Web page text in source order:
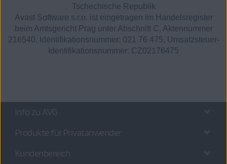
Tschechische Republik
Avast Software s.r.o. ist eingetragen im Handelsregister
beim Amtsgericht Prag unter Abschnitt C, Aktennummer
216540. Identifikationsnummer: 021 76 475, Umsatzsteuer-
Identifikationsnummer: CZ02176475
Info zu AVG
Produkte für Privatanwender
Kundenbereich